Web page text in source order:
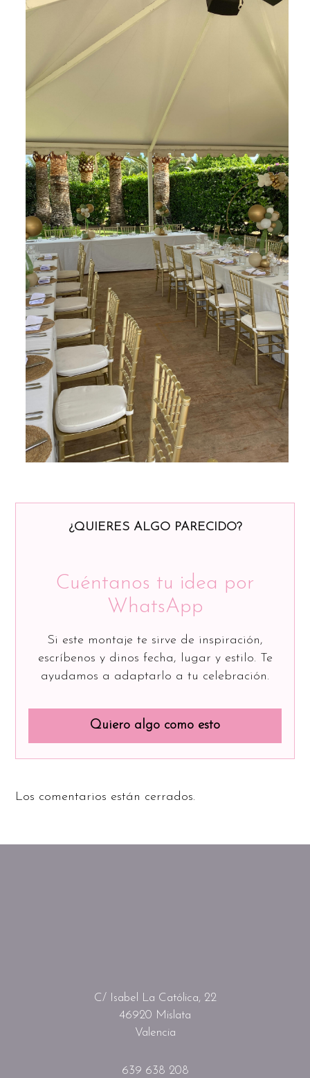
¿QUIERES ALGO PARECIDO?
Cuéntanos tu idea por
WhatsApp
Si este montaje te sirve de inspiración,
escríbenos y dinos fecha, lugar y estilo. Te
ayudamos a adaptarlo a tu celebración.
Quiero algo como esto
Los comentarios están cerrados.
C/ Isabel La Católica, 22
46920 Mislata
Valencia
639 638 208